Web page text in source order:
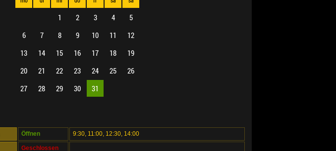
1 2 3 4
5
6
7 8 9 10 11
12
13
14 15 16 17 18
19
20
21 22 23 24 25
26
27
28 29 30 31
Öffnen 9:30, 11:00, 12:30, 14:00
Geschlossen